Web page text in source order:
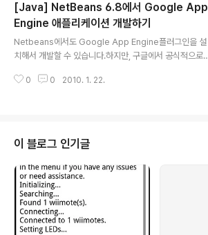
문에(전부 프로그래밍 또는 관리페이지(관리페이지도 매우
제한적인-_-)에서만 관리 가능), 이걸 이용하는 API에서도
엄청나게 뭔가 막아둔 것 같습니다. 뭐 좀 해보려고 하면 에
러를 내뱉습니다. 검색해보면 구글앱엔진에서만 나는 에러
입니다-_- 사실 아직 구글앱엔진이 프리뷰버전이기에 뭐
라 따지지도 못하는 게 사실입니다^^ 정식버전(언제나오려
[Java] NetBeans 6.8에서 Google App
Engine 애플리케이션 개발하기
Netbeans에서도 Google App Engine플러그인을 설
치해서 개발할 수 있습니다.하지만, 구글에서 공식적으로
서 보고 설치 및 샘플을 실행할 수 있습니다.http://rocky.
권순선님 미투데이에서 발견했습니다-_- 암튼 대충 따라
해보면... 1. 플러그인 설치Tools -> Plugins -> Setting
s -> Add -> Name에 App Engine이라고 하고, URL
에 아래 주소를 입력http://kenai.com/pr..
0 0 2010. 1. 22.
이 블로그 인기글